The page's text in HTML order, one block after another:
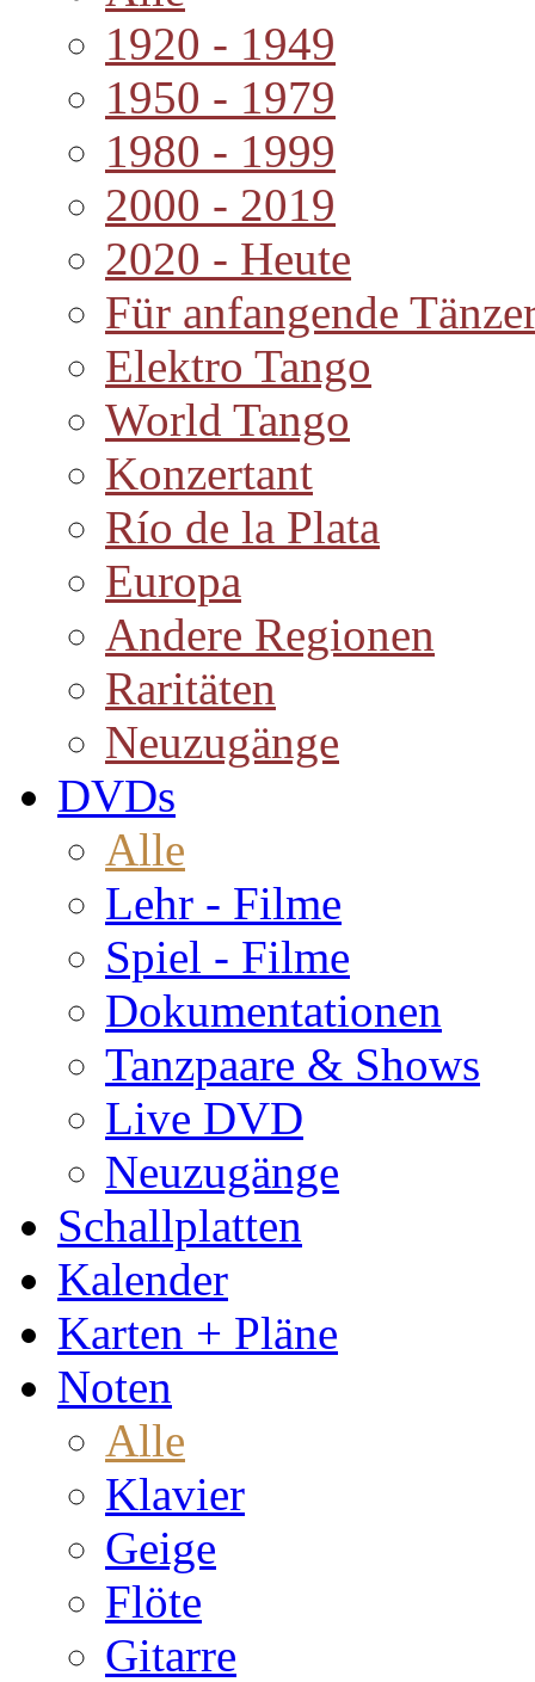
1920 - 1949
1950 - 1979
1980 - 1999
2000 - 2019
2020 - Heute
Für anfangende
Elektro Tango
World Tango
Konzertant
Río de la Plata
Europa
Andere Regionen
Raritäten
Neuzugänge
DVDs
Alle
Lehr - Filme
Spiel - Filme
Dokumentationen
Tanzpaare & Shows
Live DVD
Neuzugänge
Schallplatten
Kalender
Karten + Pläne
Noten
Alle
Klavier
Geige
Flöte
Gitarre